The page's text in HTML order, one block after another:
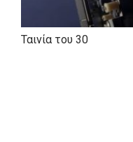
Ταινία του 30